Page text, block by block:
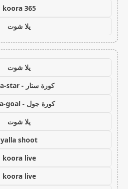
koora 365
يلا شوت
يلا شوت
كورة ستار - koora-star
كورة جول - koora-goal
يلا شوت
yalla shoot
koora live
koora live